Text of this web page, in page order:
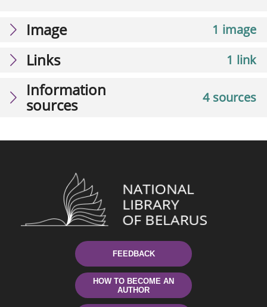
1 image
Image
1 link
Links
4 sources
Information
sources
FEEDBACK
HOW TO BECOME AN
AUTHOR